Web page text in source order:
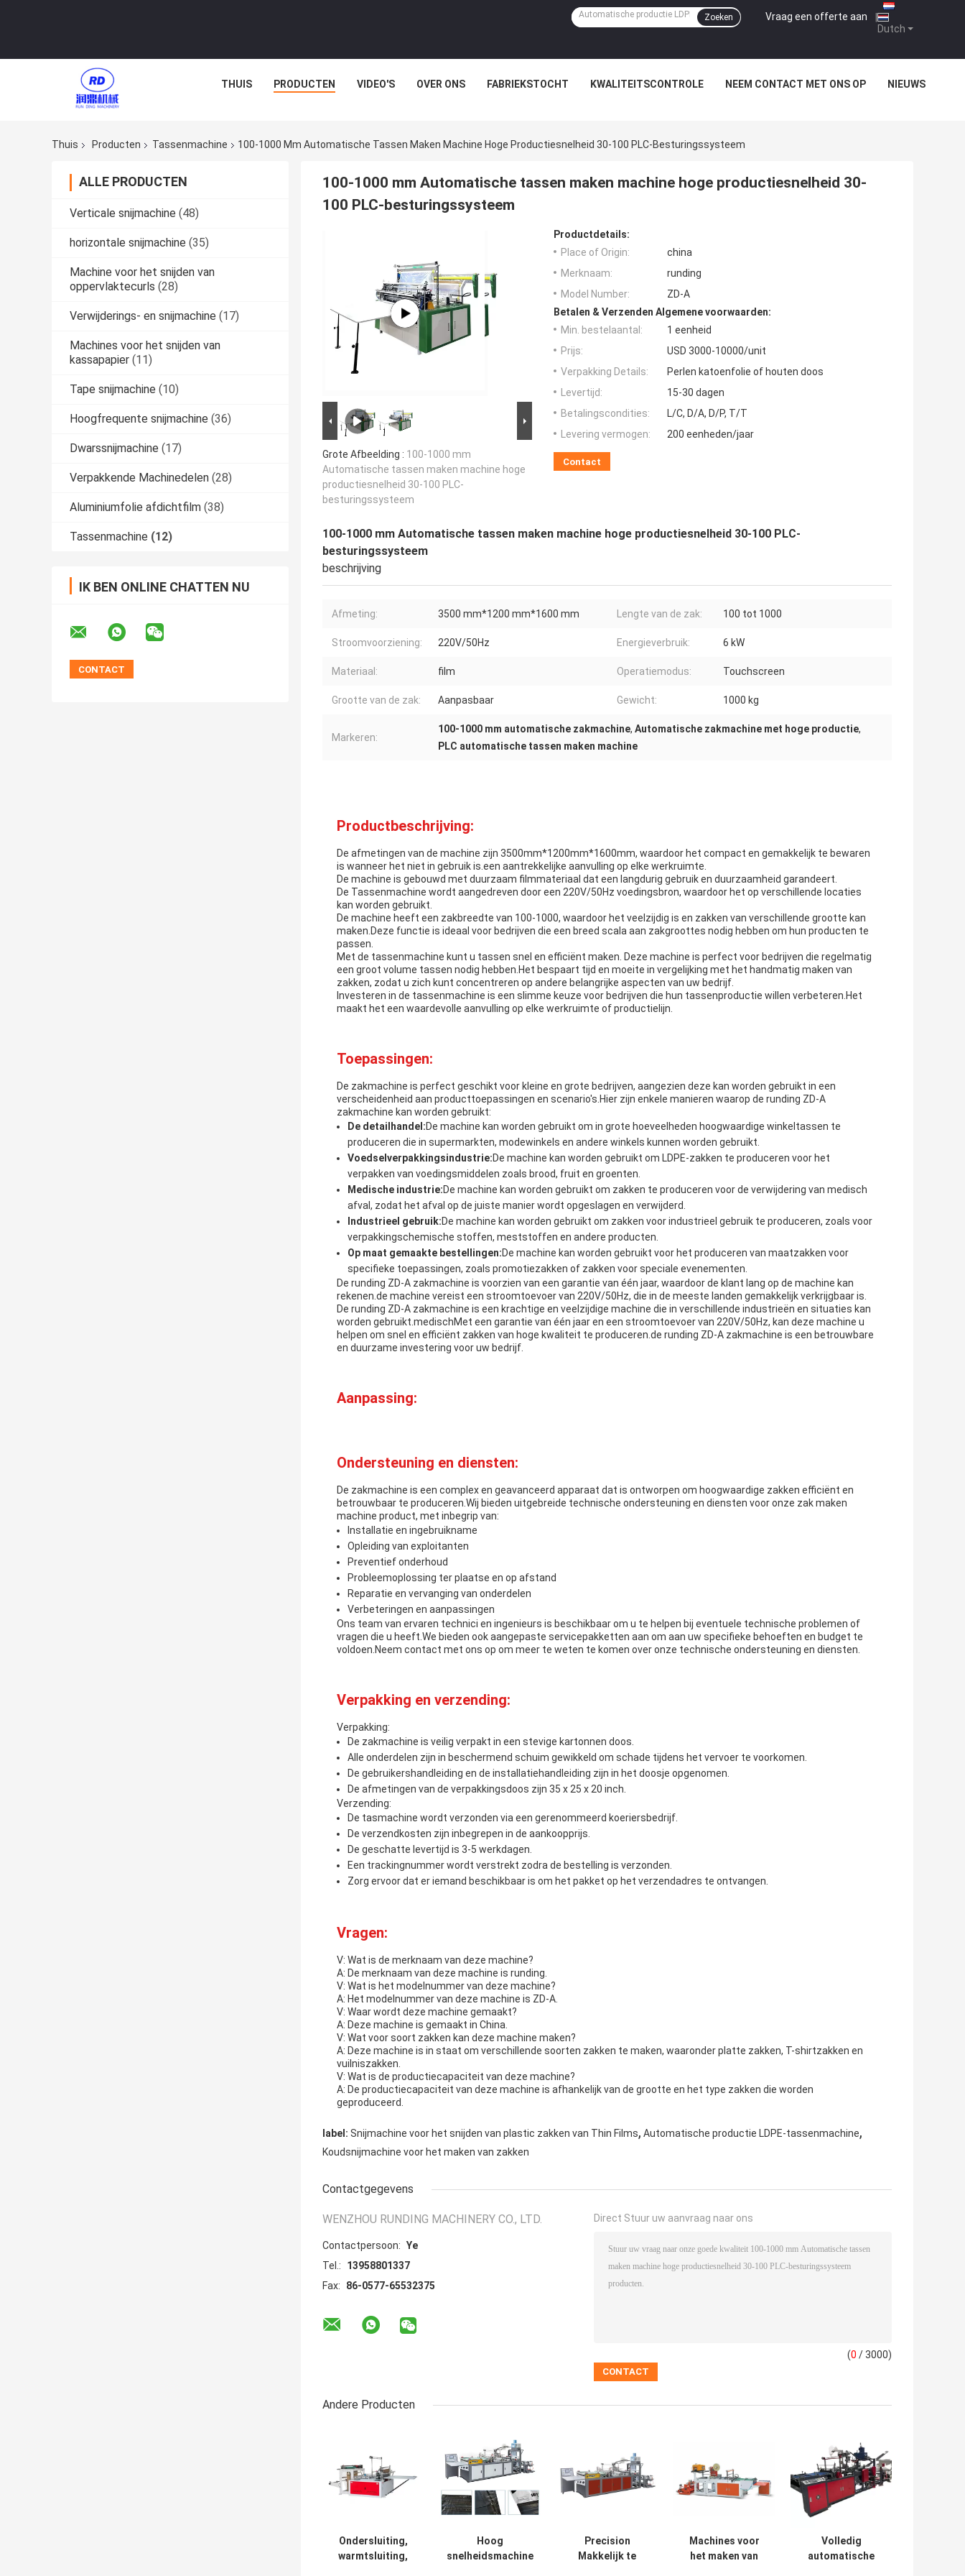
Dutch
Vraag een offerte aan |
Zoeken
THUIS PRODUCTEN VIDEO'S OVER ONS FABRIEKSTOCHT KWALITEITSCONTROLE NEEM CONTACT MET ONS OP NIEUWS
Thuis Producten Tassenmachine 100-1000 Mm Automatische Tassen Maken Machine Hoge Productiesnelheid 30-100 PLC-Besturingssysteem
ALLE PRODUCTEN
Verticale snijmachine (48)
horizontale snijmachine (35)
Machine voor het snijden van
oppervlaktecurls (28)
Verwijderings- en snijmachine (17)
Machines voor het snijden van
kassapapier (11)
Tape snijmachine (10)
Hoogfrequente snijmachine (36)
Dwarssnijmachine (17)
Verpakkende Machinedelen (28)
Aluminiumfolie afdichtfilm (38)
Tassenmachine (12)
IK BEN ONLINE CHATTEN NU
100-1000 mm Automatische tassen maken machine hoge productiesnelheid 30-
100 PLC-besturingssysteem
Grote Afbeelding : 100-1000 mm
Automatische tassen maken machine hoge
productiesnelheid 30-100 PLC-
besturingssysteem
Productdetails:
Place of Origin:
china
Merknaam:
runding
Model Number:
ZD-A
Betalen & Verzenden Algemene voorwaarden:
Min. bestelaantal:
1 eenheid
Prijs:
USD 3000-10000/unit
Verpakking Details:
Perlen katoenfolie of houten doos
Levertijd:
15-30 dagen
Betalingscondities:
L/C, D/A, D/P, T/T
Levering vermogen:
200 eenheden/jaar
Contact
100-1000 mm Automatische tassen maken machine hoge productiesnelheid 30-100 PLC-
besturingssysteem
beschrijving
Afmeting: 3500 mm*1200 mm*1600 mm Lengte van de zak: 100 tot 1000
Stroomvoorziening: 220V/50Hz Energieverbruik: 6 kW
Materiaal: film Operatiemodus: Touchscreen
Grootte van de zak: Aanpasbaar Gewicht: 1000 kg
Markeren:
100-1000 mm automatische zakmachine, Automatische zakmachine met hoge productie,
PLC automatische tassen maken machine
Productbeschrijving:
De afmetingen van de machine zijn 3500mm*1200mm*1600mm, waardoor het compact en gemakkelijk te bewaren
is wanneer het niet in gebruik is.een aantrekkelijke aanvulling op elke werkruimte.
De machine is gebouwd met duurzaam filmmateriaal dat een langdurig gebruik en duurzaamheid garandeert.
De Tassenmachine wordt aangedreven door een 220V/50Hz voedingsbron, waardoor het op verschillende locaties
kan worden gebruikt.
De machine heeft een zakbreedte van 100-1000, waardoor het veelzijdig is en zakken van verschillende grootte kan
maken.Deze functie is ideaal voor bedrijven die een breed scala aan zakgroottes nodig hebben om hun producten te
passen.
Met de tassenmachine kunt u tassen snel en efficiënt maken. Deze machine is perfect voor bedrijven die regelmatig
een groot volume tassen nodig hebben.Het bespaart tijd en moeite in vergelijking met het handmatig maken van
zakken, zodat u zich kunt concentreren op andere belangrijke aspecten van uw bedrijf.
Investeren in de tassenmachine is een slimme keuze voor bedrijven die hun tassenproductie willen verbeteren.Het
maakt het een waardevolle aanvulling op elke werkruimte of productielijn.
Toepassingen:
De zakmachine is perfect geschikt voor kleine en grote bedrijven, aangezien deze kan worden gebruikt in een
verscheidenheid aan producttoepassingen en scenario's.Hier zijn enkele manieren waarop de runding ZD-A
zakmachine kan worden gebruikt:
De detailhandel:De machine kan worden gebruikt om in grote hoeveelheden hoogwaardige winkeltassen te
produceren die in supermarkten, modewinkels en andere winkels kunnen worden gebruikt.
Voedselverpakkingsindustrie:De machine kan worden gebruikt om LDPE-zakken te produceren voor het
verpakken van voedingsmiddelen zoals brood, fruit en groenten.
Medische industrie:De machine kan worden gebruikt om zakken te produceren voor de verwijdering van medisch
afval, zodat het afval op de juiste manier wordt opgeslagen en verwijderd.
Industrieel gebruik:De machine kan worden gebruikt om zakken voor industrieel gebruik te produceren, zoals voor
verpakkingschemische stoffen, meststoffen en andere producten.
Op maat gemaakte bestellingen:De machine kan worden gebruikt voor het produceren van maatzakken voor
specifieke toepassingen, zoals promotiezakken of zakken voor speciale evenementen.
De runding ZD-A zakmachine is voorzien van een garantie van één jaar, waardoor de klant lang op de machine kan
rekenen.de machine vereist een stroomtoevoer van 220V/50Hz, die in de meeste landen gemakkelijk verkrijgbaar is.
De runding ZD-A zakmachine is een krachtige en veelzijdige machine die in verschillende industrieën en situaties kan
worden gebruikt.medischMet een garantie van één jaar en een stroomtoevoer van 220V/50Hz, kan deze machine u
helpen om snel en efficiënt zakken van hoge kwaliteit te produceren.de runding ZD-A zakmachine is een betrouwbare
en duurzame investering voor uw bedrijf.
Aanpassing:
Ondersteuning en diensten:
De zakmachine is een complex en geavanceerd apparaat dat is ontworpen om hoogwaardige zakken efficiënt en
betrouwbaar te produceren.Wij bieden uitgebreide technische ondersteuning en diensten voor onze zak maken
machine product, met inbegrip van:
Installatie en ingebruikname
Opleiding van exploitanten
Preventief onderhoud
Probleemoplossing ter plaatse en op afstand
Reparatie en vervanging van onderdelen
Verbeteringen en aanpassingen
Ons team van ervaren technici en ingenieurs is beschikbaar om u te helpen bij eventuele technische problemen of
vragen die u heeft.We bieden ook aangepaste servicepakketten aan om aan uw specifieke behoeften en budget te
voldoen.Neem contact met ons op om meer te weten te komen over onze technische ondersteuning en diensten.
Verpakking en verzending:
Verpakking:
De zakmachine is veilig verpakt in een stevige kartonnen doos.
Alle onderdelen zijn in beschermend schuim gewikkeld om schade tijdens het vervoer te voorkomen.
De gebruikershandleiding en de installatiehandleiding zijn in het doosje opgenomen.
De afmetingen van de verpakkingsdoos zijn 35 x 25 x 20 inch.
Verzending:
De tasmachine wordt verzonden via een gerenommeerd koeriersbedrijf.
De verzendkosten zijn inbegrepen in de aankoopprijs.
De geschatte levertijd is 3-5 werkdagen.
Een trackingnummer wordt verstrekt zodra de bestelling is verzonden.
Zorg ervoor dat er iemand beschikbaar is om het pakket op het verzendadres te ontvangen.
Vragen:
V: Wat is de merknaam van deze machine?
A: De merknaam van deze machine is runding.
V: Wat is het modelnummer van deze machine?
A: Het modelnummer van deze machine is ZD-A.
V: Waar wordt deze machine gemaakt?
A: Deze machine is gemaakt in China.
V: Wat voor soort zakken kan deze machine maken?
A: Deze machine is in staat om verschillende soorten zakken te maken, waaronder platte zakken, T-shirtzakken en
vuilniszakken.
V: Wat is de productiecapaciteit van deze machine?
A: De productiecapaciteit van deze machine is afhankelijk van de grootte en het type zakken die worden
geproduceerd.
label: Snijmachine voor het snijden van plastic zakken van Thin Films, Automatische productie LDPE-tassenmachine,
Koudsnijmachine voor het maken van zakken
Contactgegevens
WENZHOU RUNDING MACHINERY CO., LTD.
Contactpersoon: Ye
Tel.:
13958801337
Fax:
86-0577-65532375
Direct Stuur uw aanvraag naar ons
(0 / 3000)
Andere Producten
Ondersluiting,
warmtsluiting,
Hoog
snelheidsmachine
Precision
Makkelijk te
Machines voor
het maken van
Volledig
automatische